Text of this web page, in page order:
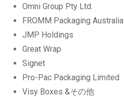
Omni Group Pty Ltd.
FROMM Packaging Australia
JMP Holdings
Great Wrap
Signet
Pro-Pac Packaging Limited
Visy Boxes &その他